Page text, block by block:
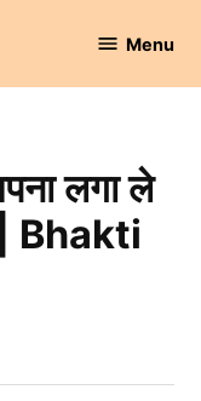
Menu
लगा ले
Bhakti